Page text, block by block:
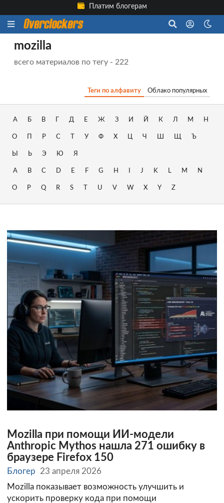
Платим блогерам
mozilla
всего материалов по тегу - 222
Теги по алфавиту Облако популярных
А Б В Д Е Ж З И Й К Л М Н
О Р С У Ф Х Ц Ч Ш Щ Ъ
Ы Ь Э Ю Я
A B C D E F G H J K L M N
O P Q R S U V W X Y Z
Mozilla при помощи ИИ-модели
Anthropic Mythos нашла 271 ошибку в
браузере Firefox 150
Блогер 23 апреля 2026
Mozilla показывает возможность улучшить и
ускорить проверку кода при помощи